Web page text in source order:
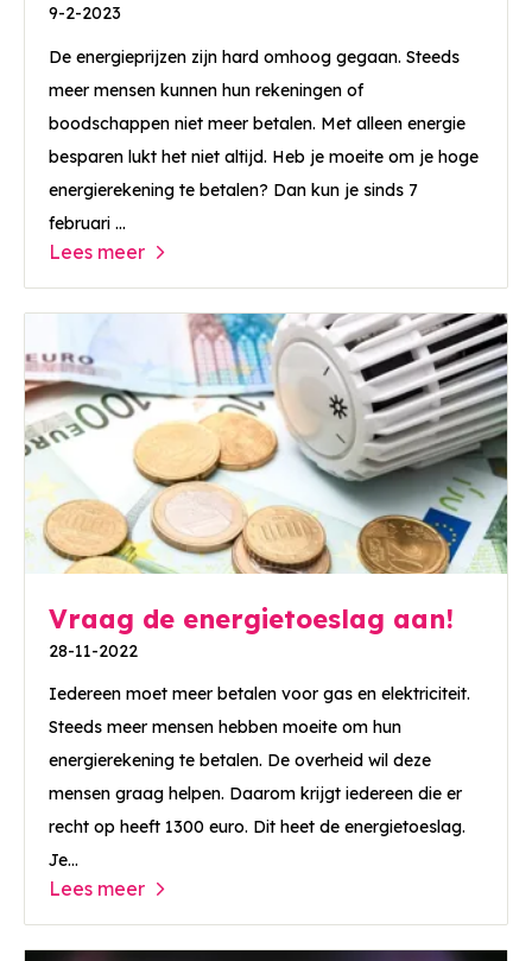
9-2-2023
De energieprijzen zijn hard omhoog gegaan. Steeds
meer mensen kunnen hun rekeningen of
boodschappen niet meer betalen. Met alleen energie
besparen lukt het niet altijd. Heb je moeite om je hoge
energierekening te betalen? Dan kun je sinds 7
februari ...
Lees meer
Vraag de energietoeslag aan!
28-11-2022
Iedereen moet meer betalen voor gas en elektriciteit.
Steeds meer mensen hebben moeite om hun
energierekening te betalen. De overheid wil deze
mensen graag helpen. Daarom krijgt iedereen die er
recht op heeft 1300 euro. Dit heet de energietoeslag.
Je...
Lees meer